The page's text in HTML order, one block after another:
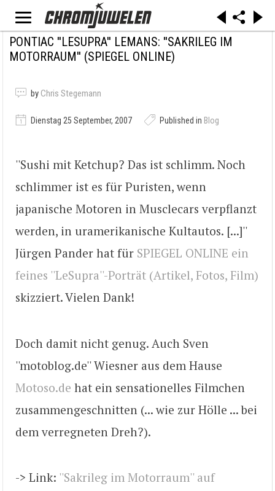
PONTIAC ''LESUPRA'' LEMANS: ''SAKRILEG IM
MOTORRAUM'' (SPIEGEL ONLINE)
by Chris Stegemann
Dienstag 25 September, 2007 Published in Blog
''Sushi mit Ketchup? Das ist schlimm. Noch
schlimmer ist es für Puristen, wenn
japanische Motoren in Musclecars verpflanzt
werden, in uramerikanische Kultautos. [...]''
Jürgen Pander hat für SPIEGEL ONLINE ein
feines ''LeSupra''-Porträt (Artikel, Fotos, Film)
skizziert. Vielen Dank!
Doch damit nicht genug. Auch Sven
''motoblog.de'' Wiesner aus dem Hause
Motoso.de hat ein sensationelles Filmchen
zusammengeschnitten (... wie zur Hölle ... bei
dem verregneten Dreh?).
-> Link: ''Sakrileg im Motorraum'' auf